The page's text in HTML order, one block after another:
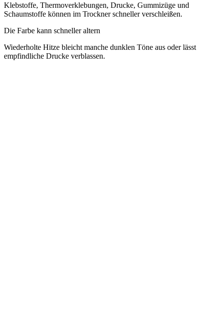
Klebstoffe, Thermoverklebungen, Drucke, Gummizüge und
Schaumstoffe können im Trockner schneller verschleißen.
Die Farbe kann schneller altern
Wiederholte Hitze bleicht manche dunklen Töne aus oder lässt
empfindliche Drucke verblassen.